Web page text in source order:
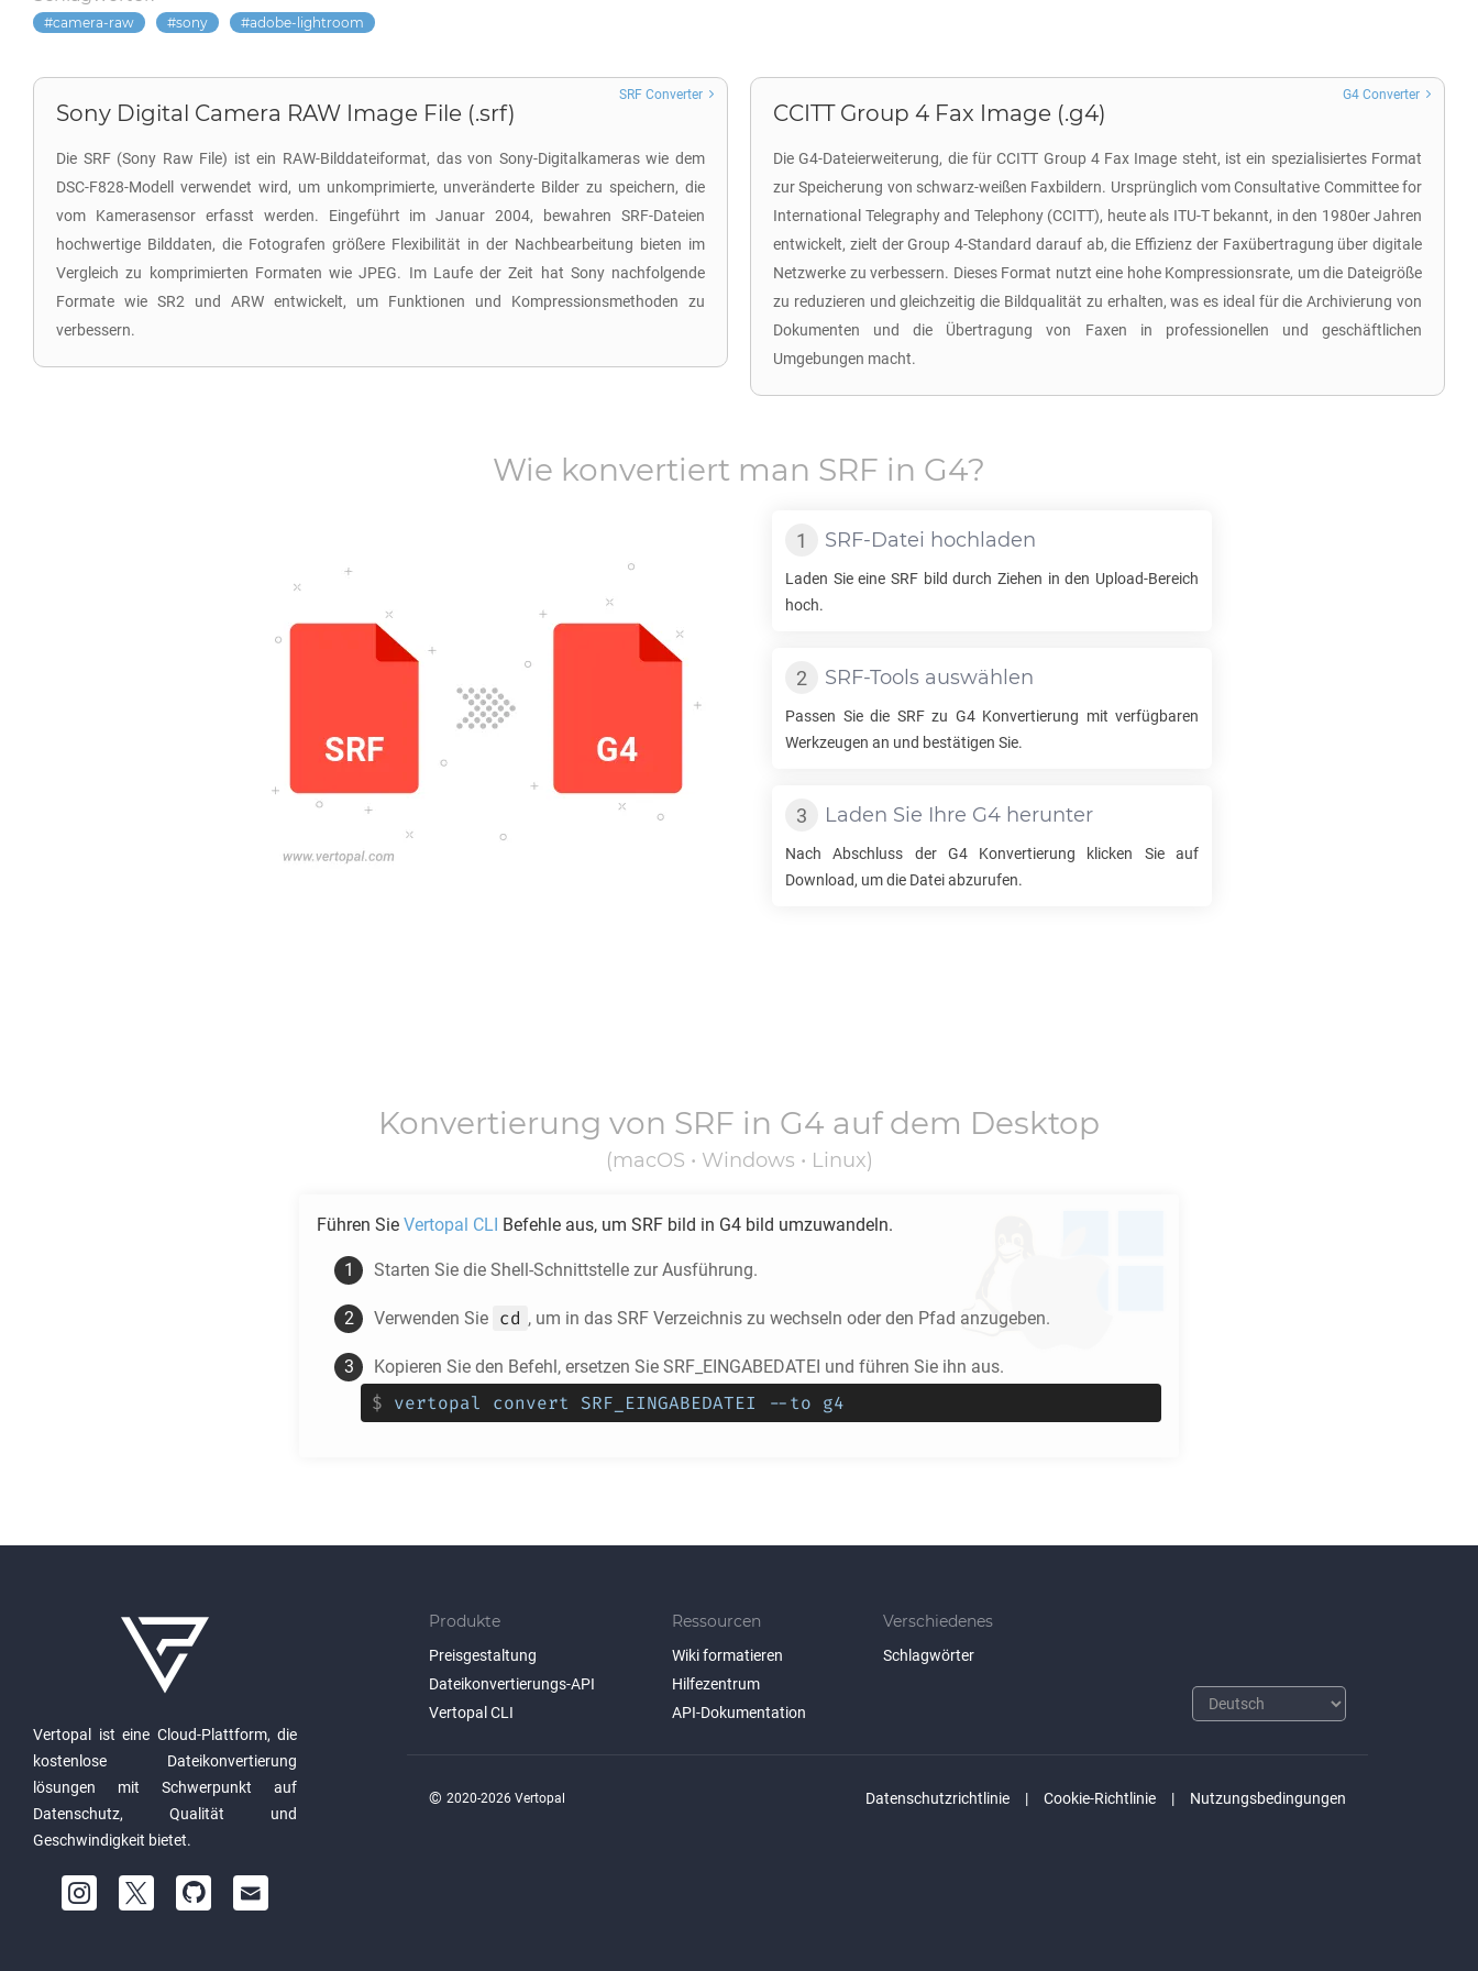
camera-raw sony adobe-lightroom
Sony Digital Camera RAW Image File (.srf)
Die SRF (Sony Raw File) ist ein RAW-Bilddateiformat, das von Sony-Digitalkameras wie dem
DSC-F828-Modell verwendet wird, um unkomprimierte, unveränderte Bilder zu speichern, die
vom Kamerasensor erfasst werden. Eingeführt im Januar 2004, bewahren SRF-Dateien
hochwertige Bilddaten, die Fotografen größere Flexibilität in der Nachbearbeitung bieten im
Vergleich zu komprimierten Formaten wie JPEG. Im Laufe der Zeit hat Sony nachfolgende
Formate wie SR2 und ARW entwickelt, um Funktionen und Kompressionsmethoden zu
verbessern.
SRF Converter
CCITT Group 4 Fax Image (.g4)
Die G4-Dateierweiterung, die für CCITT Group 4 Fax Image steht, ist ein spezialisiertes Format
zur Speicherung von schwarz-weißen Faxbildern. Ursprünglich vom Consultative Committee for
International Telegraphy and Telephony (CCITT), heute als ITU-T bekannt, in den 1980er Jahren
entwickelt, zielt der Group 4-Standard darauf ab, die Effizienz der Faxübertragung über digitale
Netzwerke zu verbessern. Dieses Format nutzt eine hohe Kompressionsrate, um die Dateigröße
zu reduzieren und gleichzeitig die Bildqualität zu erhalten, was es ideal für die Archivierung von
Dokumenten und die Übertragung von Faxen in professionellen und geschäftlichen
Umgebungen macht.
G4 Converter
Wie konvertiert man SRF in G4?
SRF-Datei hochladen
Laden Sie eine SRF bild durch Ziehen in den Upload-Bereich
hoch.
SRF-Tools auswählen
Passen Sie die SRFzu G4Konvertierung mit verfügbaren
Werkzeugen an und bestätigen Sie.
Laden Sie Ihre G4 herunter
Nach Abschluss der G4Konvertierung klicken Sie auf
Download, um die Datei abzurufen.
Konvertierung von SRF in G4 auf dem Desktop
(macOS • Windows • Linux)
Führen Sie Vertopal CLI Befehle aus, um SRF bild in G4 bild umzuwandeln.
Starten Sie die Shell-Schnittstelle zur Ausführung.
Verwenden Sie cd , um in das SRF Verzeichnis zu wechseln oder den Pfad anzugeben.
Kopieren Sie den Befehl, ersetzen Sie SRF_EINGABEDATEI und führen Sie ihn aus.
$ vertopal convert SRF_EINGABEDATEI --to g4
Vertopal ist eine Cloud-Plattform, die
kostenlose Dateikonvertierung
lösungen mit Schwerpunkt auf
Datenschutz, Qualität und
Geschwindigkeit bietet.
Produkte
Preisgestaltung
Dateikonvertierungs-API
Vertopal CLI
Ressourcen
Wiki formatieren
Hilfezentrum
API-Dokumentation
Verschiedenes
Schlagwörter
Datenschutzrichtlinie Cookie-Richtlinie Nutzungsbedingungen
© 2020-2026 Vertopal